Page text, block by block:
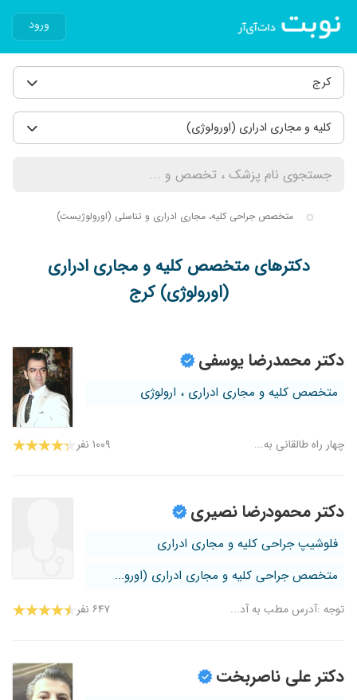
ورود
کرج
کلیه و مجاری ادراری (اورولوژی)
متخصص جراحی کلیه، مجاری ادراری و تناسلی (اورولوژیست)
دکترهای متخصص کلیه و مجاری ادراری
(اورولوژی) کرج
دکتر محمدرضا یوسفی
متخصص کلیه و مجاری ادراری ، ارولوژی
چهار راه طالقانی به... ۱۰۰۹ نفر
دکتر محمودرضا نصیری
فلوشیپ جراحی کلیه و مجاری ادراری
متخصص جراحی کلیه و مجاری ادراری (اورو...
توجه :آدرس مطب به آد... ۶۴۷ نفر
دکتر علی ناصربخت